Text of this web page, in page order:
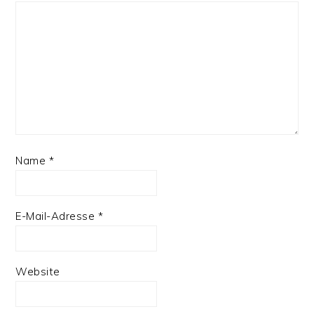
Name *
E-Mail-Adresse *
Website